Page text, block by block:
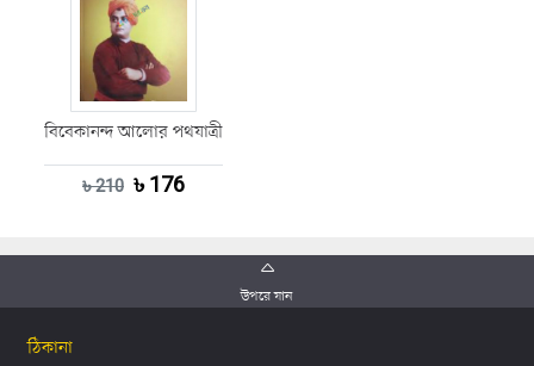
বিবেকানন্দ আলোর পথযাত্রী
৳ 210 ৳ 176
উপরে যান
ঠিকানা